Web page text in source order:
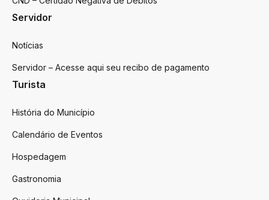
Servidor
Notícias
Servidor – Acesse aqui seu recibo de pagamento
Turista
História do Município
Calendário de Eventos
Hospedagem
Gastronomia